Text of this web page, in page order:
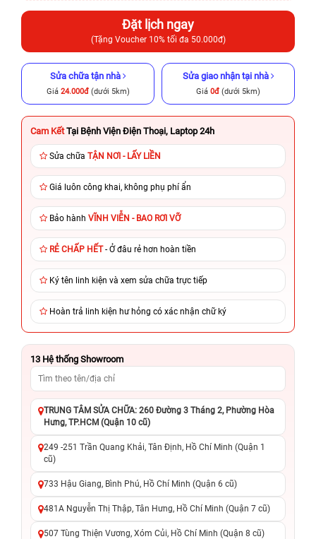
Đặt lịch ngay
(Tặng Voucher 10% tối đa 50.000đ)
Sửa chữa tận nhà
Giá 24.000đ(dưới 5km)
Sửa giao nhận tại nhà
Giá 0đ (dưới 5km)
Cam Kết Tại Bệnh Viện Điện Thoại, Laptop 24h
Sửa chữa TẬN NƠI - LẤY LIỀN
Giá luôn công khai, không phụ phí ẩn
Bảo hành VĨNH VIỄN - BAO RƠI VỠ
RẺ CHẤP HẾT- Ở đâu rẻ hơn hoàn tiền
Ký tên linh kiện và xem sửa chữa trực tiếp
Hoàn trả linh kiện hư hỏng có xác nhận chữ ký
13 Hệ thống Showroom
TRUNG TÂM SỬA CHỮA: 260 Đường 3 Tháng 2, Phường Hòa
Hưng, TP.HCM (Quận 10 cũ)
249 -251 Trần Quang Khải, Tân Định, Hồ Chí Minh (Quận 1
cũ)
733 Hậu Giang, Bình Phú, Hồ Chí Minh (Quận 6 cũ)
481A Nguyễn Thị Thập, Tân Hưng, Hồ Chí Minh (Quận 7 cũ)
507 Tùng Thiện Vương, Xóm Củi, Hồ Chí Minh (Quận 8 cũ)